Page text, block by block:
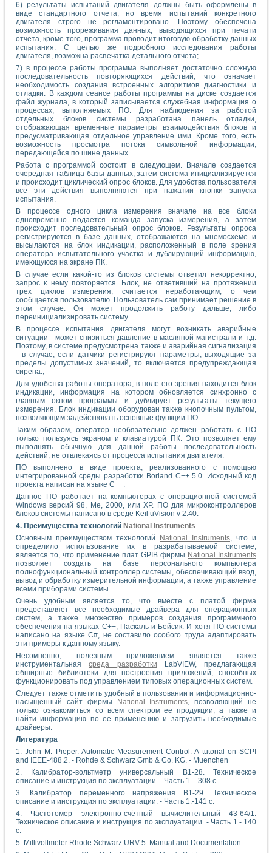
6) результаты испытаний двигателя должны быть оформлены в
виде стандартного отчета, но время испытаний конкретного
двигателя строго не регламентировано. Поэтому обеспечена
возможность прореживания данных, выводящихся при печати
отчета, кроме того, программа проводит итоговую обработку данных
испытания. С целью же подробного исследования работы
двигателя, возможна распечатка детального отчета;
7) в процессе работы программа выполняет достаточно сложную
последовательность повторяющихся действий, что означает
необходимость создания встроенных алгоритмов диагностики и
отладки. В каждом сеансе работы программы на диске создается
файл журнала, в который записывается служебная информация о
процессах, выполняемых ПО. Для наблюдения за работой
отдельных блоков системы разработана панель отладки,
отображающая временные параметры взаимодействия блоков и
предусматривающая отдельное управление ими. Кроме того, есть
возможность просмотра потока символьной информации,
передающейся по шине данных.
Работа с программой состоит в следующем. Вначале создается
очередная таблица базы данных, затем система инициализируется
и происходит циклический опрос блоков. Для удобства пользователя
все эти действия выполняются при нажатии кнопки запуска
испытания.
В процессе одного цикла измерения вначале на все блоки
одновременно подается команда запуска измерения, а затем
происходит последовательный опрос блоков. Результаты опроса
регистрируются в базе данных, отображаются на мнемосхеме и
высылаются на блок индикации, расположенный в поле зрения
оператора испытательного участка и дублирующий информацию,
имеющуюся на экране ПК.
В случае если какой-то из блоков системы ответил некорректно,
запрос к нему повторяется. Блок, не ответивший на протяжении
трех циклов измерения, считается неработающим, о чем
сообщается пользователю. Пользователь сам принимает решение в
этом случае. Он может продолжить работу дальше, либо
переинициализировать систему.
В процессе испытания двигателя могут возникать аварийные
ситуации - может снизиться давление в масляной магистрали и т.д.
Поэтому, в системе предусмотрена также и аварийная сигнализация
- в случае, если датчики регистрируют параметры, выходящие за
пределы допустимых значений, то включается предупреждающая
сирена.,
Для удобства работы оператора, в поле его зрения находится блок
индикации, информация на котором обновляется синхронно с
главным окном программы и дублирует результаты текущего
измерения. Блок индикации оборудован также кнопочным пультом,
позволяющим задействовать основные функции ПО.
Таким образом, оператор необязательно должен работать с ПО
только пользуясь экраном и клавиатурой ПК. Это позволяет ему
выполнять обычную для данной работы последовательность
действий, не отвлекаясь от процесса испытания двигателя.
ПО выполнено в виде проекта, реализованного с помощью
интегрированной среды разработки Borland C++ 5.0. Исходный код
проекта написан на языке C++.
Данное ПО работает на компьютерах с операционной системой
Windows версий 98, Me, 2000, или ХР. ПО для микроконтроллеров
блоков системы написано в среде Keil uVision v 2.40.
4. Преимущества технологий National Instruments
Основным преимуществом технологий
National Instruments, что и
определило использование их в разрабатываемой системе,
является то, что применение плат GPIB фирмы National Instruments
позволяет создать на базе персонального компьютера
полнофункциональный контроллер системы, обеспечивающий ввод,
вывод и обработку измерительной информации, а также управление
всеми приборами системы.
Очень удобным является то, что вместе с платой фирма
предоставляет все необходимые драйвера для операционных
систем, а также множество примеров создания программного
обеспечения на языках C++, Паскаль и Бейсик. И хотя ПО системы
написано на языке С#, не составило особого труда адаптировать
эти примеры к данному языку.
Несомненно, полезным приложением является также
инструментальнаясреда разработки LabVIEW, предлагающая
обширные библиотеки для построения приложений, способных
функционировать под управлением типовых операционных систем.
Следует также отметить удобный в пользовании и информационно-
насыщенный сайт фирмы
National Instruments, позволяющий не
только ознакомиться со всем спектром ее продукции, а также и
найти информацию по ее применению и загрузить необходимые
драйверы.
Литература
1. John М. Pieper. Automatic Measurement Control. A tutorial on SCPI
and IEEE-488.2. - Rohde & Schwarz Gmb & Co. KG. - Muenchen
2. Калибратор-вольтметр универсальный В1-28. Техническое
описание и инструкция по эксплуатации. - Часть 1. - 308 с.
3. Калибратор переменного напряжения В1-29. Техническое
описание и инструкция по эксплуатации. - Часть 1.-141 с.
4. Частотомер электронно-счётный вычислительный 43-64/1.
Техническое описание и инструкция по эксплуатации. - Часть 1.- 140
с.
5. Millivoltmeter Rhode Schwarz URV 5. Manual and Documentation.